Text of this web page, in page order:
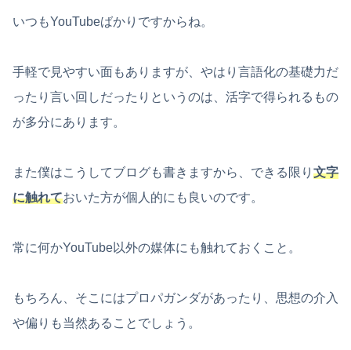
いつもYouTubeばかりですからね。
手軽で見やすい面もありますが、やはり言語化の基礎力だ
ったり言い回しだったりというのは、活字で得られるもの
が多分にあります。
また僕はこうしてブログも書きますから、できる限り 文字
に触れておいた方が個人的にも良いのです。
常に何かYouTube以外の媒体にも触れておくこと。
もちろん、そこにはプロパガンダがあったり、思想の介入
や偏りも当然あることでしょう。